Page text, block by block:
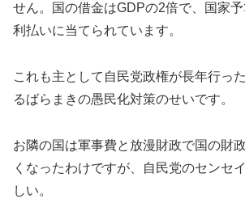
せん。国の借金はGDPの2倍で、国家
利払いに当てられています。
これも主として自民党政権が長年行っ
るばらまきの愚民化対策のせいです。
お隣の国は軍事費と放漫財政で国の財
くなったわけですが、自民党のセンセ
しい。